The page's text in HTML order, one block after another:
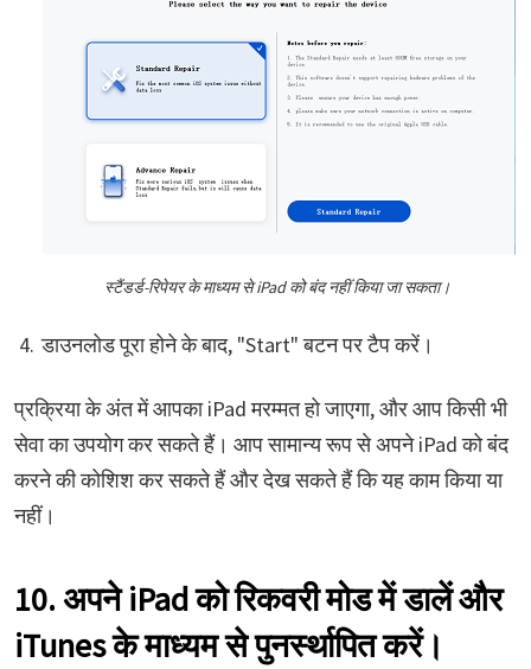
स्टैंडर्ड-रिपेयर के माध्यम से iPad को बंद नहीं किया जा सकता।
डाउनलोड पूरा होने के बाद, "Start" बटन पर टैप करें।
प्रक्रिया के अंत में आपका iPad मरम्मत हो जाएगा, और आप किसी भी
सेवा का उपयोग कर सकते हैं। आप सामान्य रूप से अपने iPad को बंद
करने की कोशिश कर सकते हैं और देख सकते हैं कि यह काम किया या
नहीं।
10. अपने iPad को रिकवरी मोड में डालें और
iTunes के माध्यम से पुनर्स्थापित करें।